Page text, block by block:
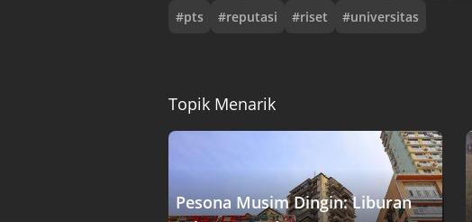
#pts #reputasi #riset #universitas
Topik Menarik
Pesona Musim Dingin: Liburan